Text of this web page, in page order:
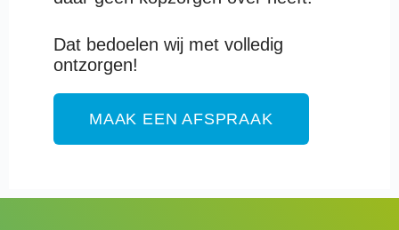
Dat bedoelen wij met volledig
ontzorgen!
MAAK EEN AFSPRAAK